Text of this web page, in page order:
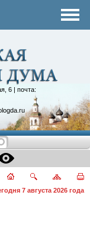
6 | почта:
7 августа 2026 года